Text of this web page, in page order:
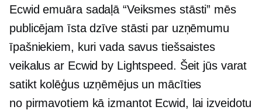
Ecwid emuāra sadaļā “Veiksmes stāsti” mēs
publicējam īsta dzīvestāsti par uzņēmumu
īpašniekiem, kuri vada savus tiešsaistes
veikalus ar Ecwid by Lightspeed. Šeit jūs varat
satikt kolēģus uzņēmējus un mācīties
no pirmavotiem kā izmantot Ecwid, lai izveidotu